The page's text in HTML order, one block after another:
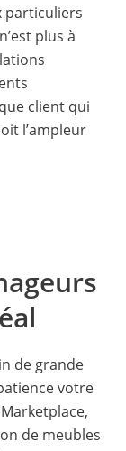
particuliers
plus à
client qui
l’ampleur
de grande
votre
de meubles